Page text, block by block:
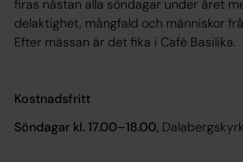
firas nästan alla söndagar under året
delaktighet, mångfald och människor
Efter mässan är det fika i Café Basilika.
Kostnadsfritt
Söndagar kl. 17.00–18.00,